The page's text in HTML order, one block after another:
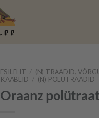
ESILEHT / (N) TRAADID,
KAABLID / (N) POLÜTRAADID
Oraanz